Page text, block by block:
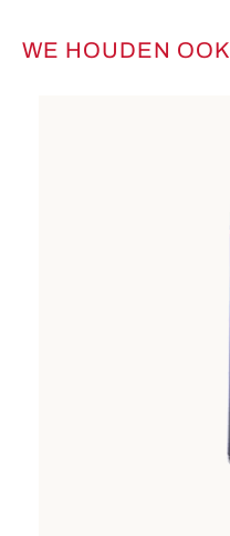
Productgalerij overslaan
WE HOUDEN